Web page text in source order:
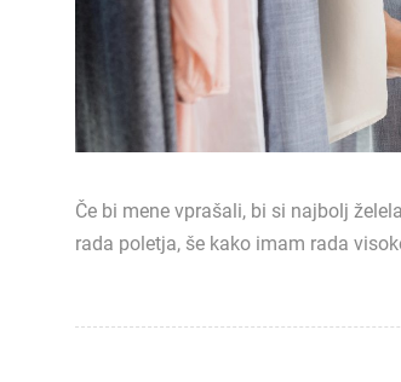
Če bi mene vprašali, bi si najbolj
rada poletja, še kako imam rada